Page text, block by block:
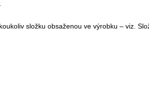
složku obsaženou ve výrobku – viz.